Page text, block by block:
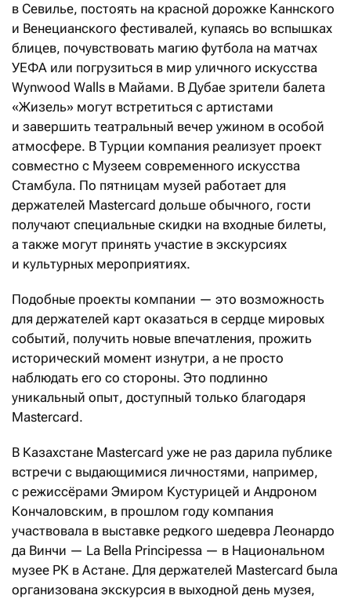
в Севилье, постоять на красной дорожке Каннского
и Венецианского фестивалей, купаясь во вспышках
блицев, почувствовать магию футбола на матчах
УЕФА или погрузиться в мир уличного искусства
Wynwood Walls в Майами. В Дубае зрители балета
«Жизель» могут встретиться с артистами
и завершить театральный вечер ужином в особой
атмосфере. В Турции компания реализует проект
совместно с Музеем современного искусства
Стамбула. По пятницам музей работает для
держателей Mastercard дольше обычного, гости
получают специальные скидки на входные билеты,
а также могут принять участие в экскурсиях
и культурных мероприятиях.
Подобные проекты компании — это возможность
для держателей карт оказаться в сердце мировых
событий, получить новые впечатления, прожить
исторический момент изнутри, а не просто
наблюдать его со стороны. Это подлинно
уникальный опыт, доступный только благодаря
Mastercard.
В Казахстане Mastercard уже не раз дарила публике
встречи с выдающимися личностями, например,
с режиссёрами Эмиром Кустурицей и Андроном
Кончаловским, в прошлом году компания
участвовала в выставке редкого шедевра Леонардо
да Винчи — La Bella Principessa — в Национальном
музее РК в Астане. Для держателей Mastercard была
организована экскурсия в выходной день музея,